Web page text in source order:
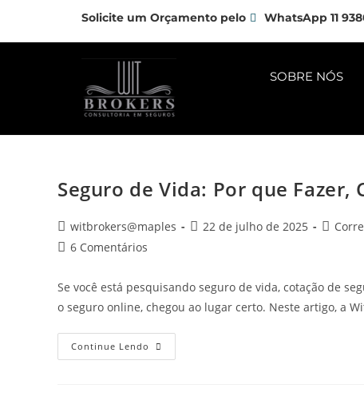
Solicite um Orçamento pelo WhatsApp 11
SOBRE NÓS
Seguro de Vida: Por que
witbrokers@maples 22 de julho de 2025
6 Comentários
Se você está pesquisando seguro de vida, cotação de
o seguro online, chegou ao lugar certo. Neste artigo, a
Continue Lendo